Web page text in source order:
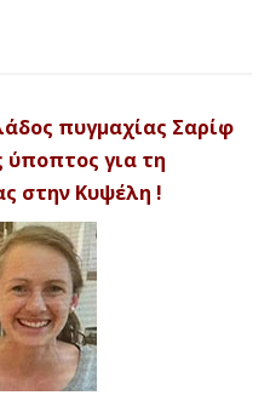
πυγμαχίας Σαρίφ
ύποπτος για τη
στην Κυψέλη !